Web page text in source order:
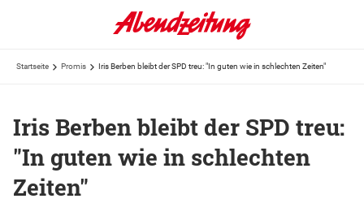
Startseite Promis Iris Berben bleibt der SPD treu: "In guten wie in schlechten Zeiten"
Iris Berben bleibt der SPD treu:
"In guten wie in schlechten
Zeiten"